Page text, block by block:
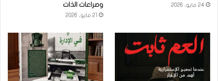
24 مايو، 2026
وصراعات الذات
21 مايو، 2026